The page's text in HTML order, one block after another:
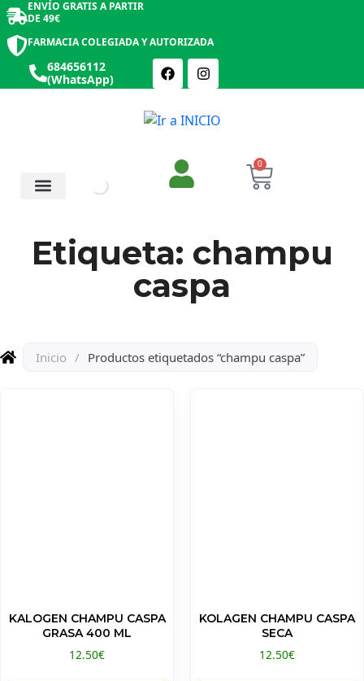
ENVÍO GRATIS A PARTIR
DE 49€
FARMACIA COLEGIADA Y AUTORIZADA
684656112
(WhatsApp)
0
Etiqueta: champu
caspa
Inicio / Productos etiquetados “champu caspa”
KALOGEN CHAMPU CASPA
GRASA 400 ML
12.50€
KOLAGEN CHAMPU CASPA
SECA
12.50€